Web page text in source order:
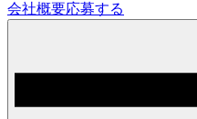
会社概要応募する